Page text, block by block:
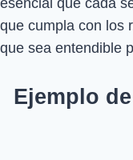
que cumpla con los
que sea entendible
Ejemplo